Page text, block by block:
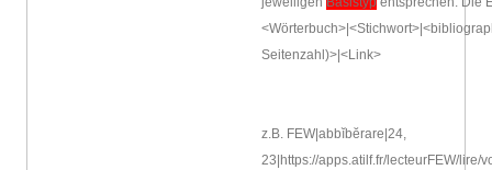
Seitenzahl)>|<Link>
z.B. FEW|abbĭbĕrare|24,
23|https://apps.atilf.fr/lecteurFEW/lire/